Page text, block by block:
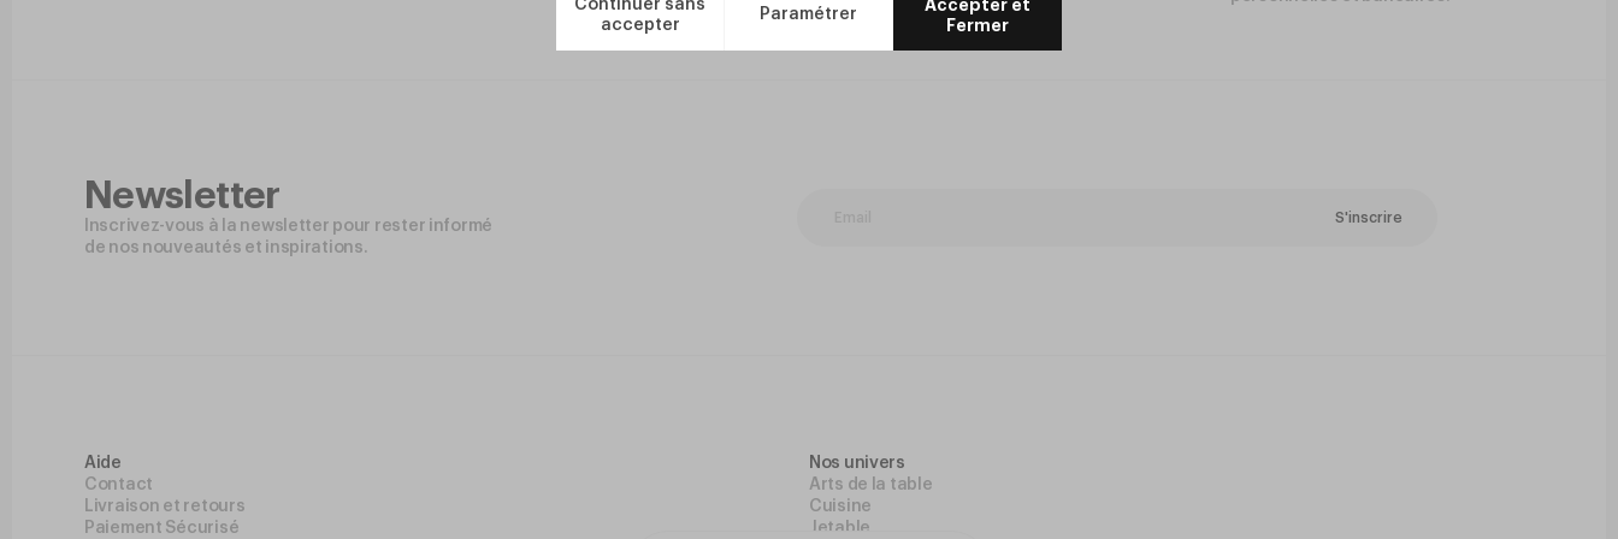
Newsletter
Inscrivez-vous à la newsletter pour rester informé
de nos nouveautés et inspirations.
S'inscrire
Aide
Contact
Livraison et retours
Paiement Sécurisé
Nos univers
Arts de la table
Cuisine
Jetable